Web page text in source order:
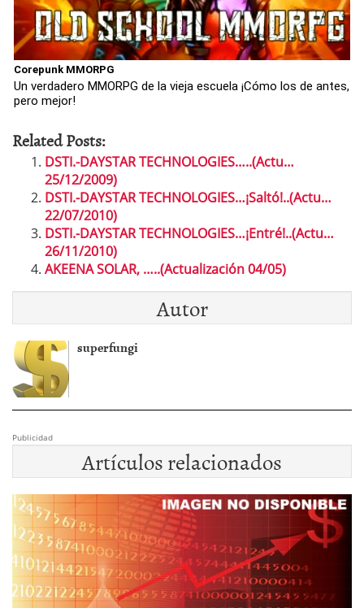
Corepunk MMORPG
Un verdadero MMORPG de la vieja escuela ¡Cómo los de antes,
pero mejor!
Related Posts:
DSTI.-DAYSTAR TECHNOLOGIES…..(Actu…
25/12/2009)
DSTI.-DAYSTAR TECHNOLOGIES…¡Saltó!..(Actu…
22/07/2010)
DSTI.-DAYSTAR TECHNOLOGIES…¡Entré!..(Actu…
26/11/2010)
AKEENA SOLAR, …..(Actualización 04/05)
Autor
superfungi
Publicidad
Artículos relacionados